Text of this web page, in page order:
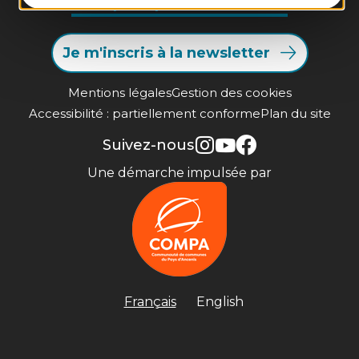
Je m'inscris à la newsletter
Mentions légalesGestion des cookies
Accessibilité : partiellement conformePlan du site
Suivez-nous
Une démarche impulsée par
Français English